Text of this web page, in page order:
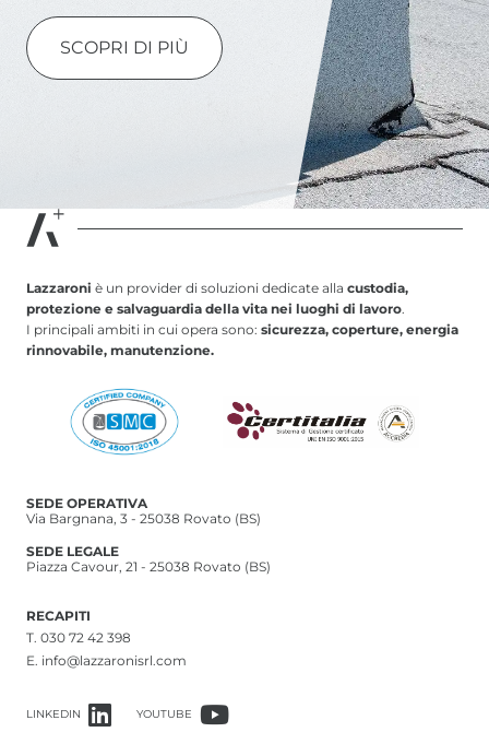
SCOPRI DI PIÙ
Lazzaroni è un provider di soluzioni dedicate alla custodia,
protezione e salvaguardia della vita nei luoghi di lavoro.
I principali ambiti in cui opera sono: sicurezza, coperture, energia
rinnovabile, manutenzione.
SEDE OPERATIVA
Via Bargnana, 3 - 25038 Rovato (BS)
SEDE LEGALE
Piazza Cavour, 21 - 25038 Rovato (BS)
RECAPITI
T. 030 72 42 398
E. info@lazzaronisrl.com
LINKEDIN YOUTUBE